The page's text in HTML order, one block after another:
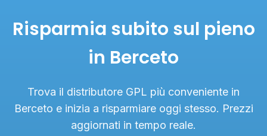
Risparmia subito sul pieno
in Berceto
Trova il distributore GPL più conveniente in
Berceto e inizia a risparmiare oggi stesso. Prezzi
aggiornati in tempo reale.